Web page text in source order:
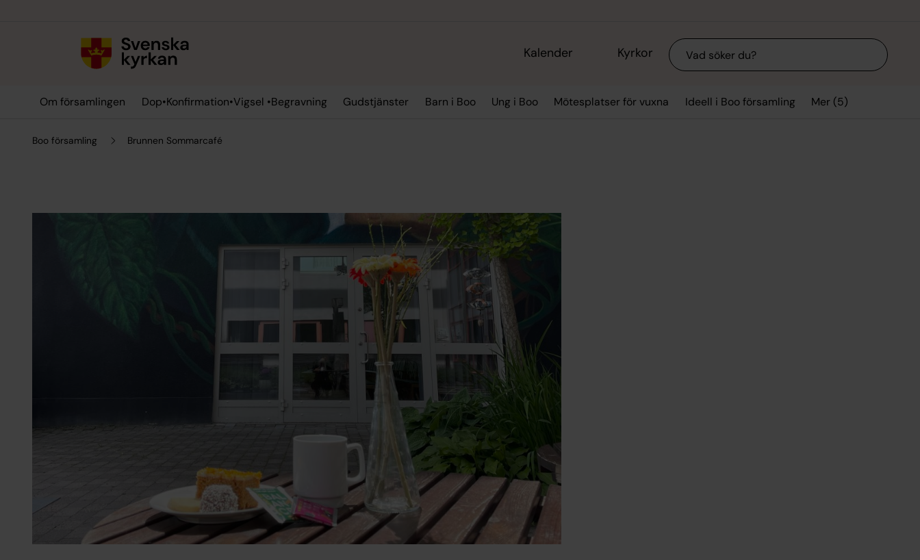
Kalender Kyrkor Sök
Om församlingen Dop•Konfirmation•Vigsel •Begravning Gudstjänster Barn i Boo Ung i Boo Mötesplatser för vuxna Ideell i Boo församling Mer (5)
Boo församling Brunnen Sommarcafé